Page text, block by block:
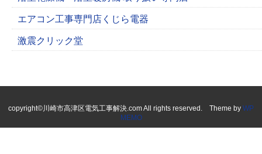
エアコン工事専門店くじら電器
激震クリック堂
copyright©川崎市高津区電気工事解決.com All rights reserved. Theme by WP
MEMO